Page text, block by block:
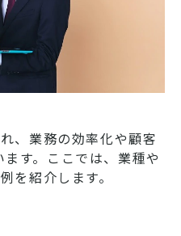
、業務の効率化や顧客
す。ここでは、業種や
を紹介します。